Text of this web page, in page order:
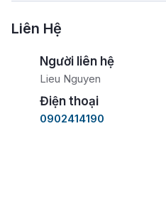
Liên Hệ
Người liên hệ
Lieu Nguyen
Điện thoại
0902414190